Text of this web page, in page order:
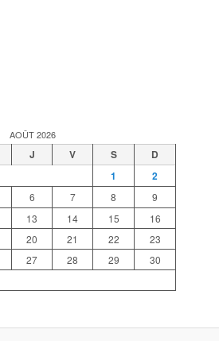
AOÛT 2026
J V S
D
1
2
6 7 8
9
13 14 15
16
20 21 22
23
27 28 29
30